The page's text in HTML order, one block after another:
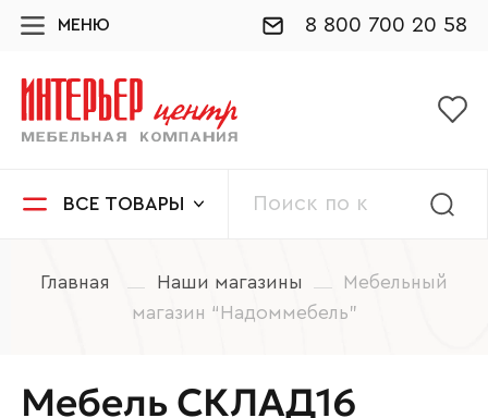
МЕНЮ 8 800 700 20 58
ВСЕ ТОВАРЫ
Главная Наши магазины
Мебельный
магазин “Надоммебель”
Мебель СКЛАД16